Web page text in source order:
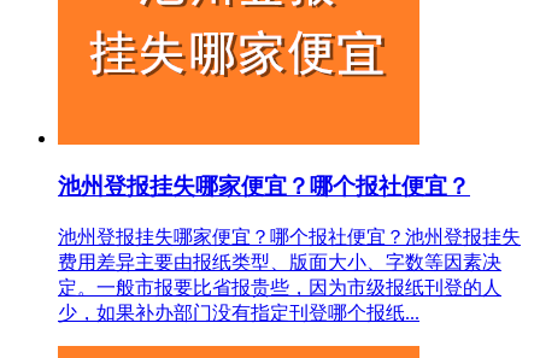
池州登报挂失哪家便宜？哪个报社便宜？
池州登报挂失哪家便宜？哪个报社便宜？池州登报挂失
费用差异主要由报纸类型、版面大小、字数等因素决
定。一般市报要比省报贵些，因为市级报纸刊登的人
少，如果补办部门没有指定刊登哪个报纸...